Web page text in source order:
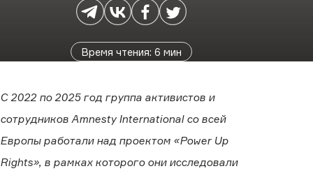
Время чтения: 6 мин
С 2022 по 2025 год группа активистов и
сотрудников Amnesty International со всей
Европы работали над проектом «Power Up
Rights», в рамках которого они исследовали